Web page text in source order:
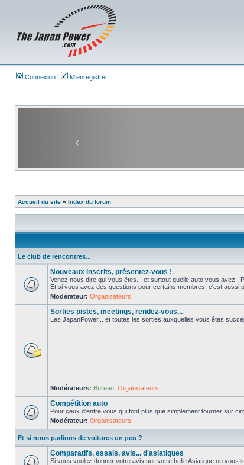
Connexion M’enregistrer
Accueil du site » Index du forum
Le club de rencontres...
Nouveaux inscrits, présentez-vous !
Venez nous dire qui vous êtes... et surtout quelle auto vous avez !
Et si vous avez des questions pour certains membres, c'est aussi
Modérateur: Organisateurs
Sorties pistes, meetings, rendez-vous...
Les JapanPower... et toutes les sorties auxquelles vous êtes
Modérateurs: Bureau Organisateurs
Compétition auto
Pour ceux d'entre vous qui font plus que simplement tourner sur
Modérateur: Organisateurs
Et si nous parlions de voitures un peu ?
Comparatifs, essais, avis... d'asiatiques
Si vous voulez donner votre avis sur votre belle Asiatique ou vous